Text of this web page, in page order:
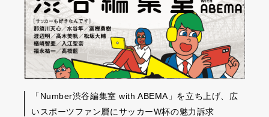
「Number渋谷編集室 with ABEMA」を立ち上げ、広
いスポーツファン層にサッカーW杯の魅力訴求